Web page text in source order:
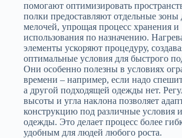
помогают оптимизировать
полки предоставляют отдельные зоны
мелочей, упрощая процесс хранения и
использования по назначению.
элементы ускоряют процедуру,
оптимальные условия для быстрого
Они особенно полезны в условиях
времени – например, если надо
а другой подходящей одежды нет.
высоты и угла наклона позволяет
конструкцию под различные условия
одежды. Это делает процесс более
удобным для людей любого роста.